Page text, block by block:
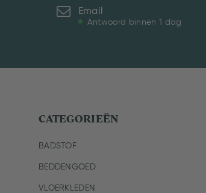
Email
Antwoord binnen 1 dag
CATEGORIEËN
BADSTOF
BEDDENGOED
VLOERKLEDEN